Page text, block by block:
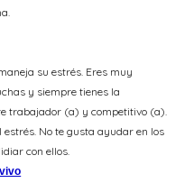
su estrés. Eres muy
y siempre tienes la
trabajador (a) y competitivo (a).
estrés. No te gusta ayudar en los
con ellos.